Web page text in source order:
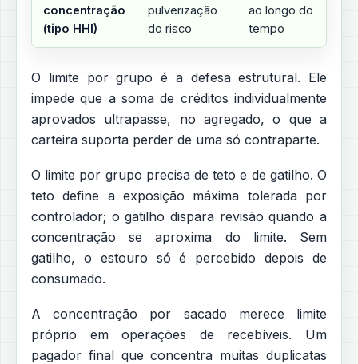
concentração
(tipo HHI)
pulverização
do risco
ao longo do
tempo
O limite por grupo é a defesa estrutural. Ele
impede que a soma de créditos individualmente
aprovados ultrapasse, no agregado, o que a
carteira suporta perder de uma só contraparte.
O limite por grupo precisa de teto e de gatilho. O
teto define a exposição máxima tolerada por
controlador; o gatilho dispara revisão quando a
concentração se aproxima do limite. Sem
gatilho, o estouro só é percebido depois de
consumado.
A concentração por sacado merece limite
próprio em operações de recebíveis. Um
pagador final que concentra muitas duplicatas